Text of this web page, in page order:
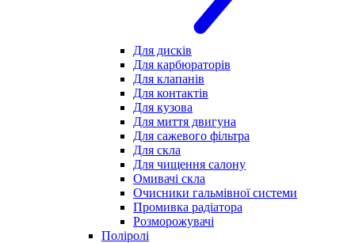
Для дисків
Для карбюраторів
Для клапанів
Для контактів
Для кузова
Для миття двигуна
Для сажевого фільтра
Для скла
Для чищення салону
Омивачі скла
Очисники гальмівної системи
Промивка радіатора
Розморожувачі
Поліролі